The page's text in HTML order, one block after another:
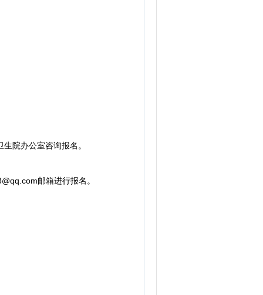
院办公室咨询报名。
邮箱进行报名。